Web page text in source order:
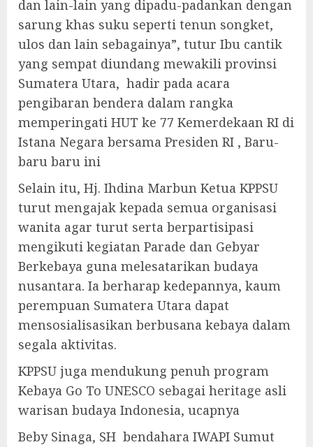
dan lain-lain yang dipadu-padankan dengan
sarung khas suku seperti tenun songket,
ulos dan lain sebagainya”, tutur Ibu cantik
yang sempat diundang mewakili provinsi
Sumatera Utara, hadir pada acara
pengibaran bendera dalam rangka
memperingati HUT ke 77 Kemerdekaan RI di
Istana Negara bersama Presiden RI , Baru-
baru baru ini
Selain itu, Hj. Ihdina Marbun Ketua KPPSU
turut mengajak kepada semua organisasi
wanita agar turut serta berpartisipasi
mengikuti kegiatan Parade dan Gebyar
Berkebaya guna melesatarikan budaya
nusantara. Ia berharap kedepannya, kaum
perempuan Sumatera Utara dapat
mensosialisasikan berbusana kebaya dalam
segala aktivitas.
KPPSU juga mendukung penuh program
Kebaya Go To UNESCO sebagai heritage asli
warisan budaya Indonesia, ucapnya
Beby Sinaga, SH bendahara IWAPI Sumut